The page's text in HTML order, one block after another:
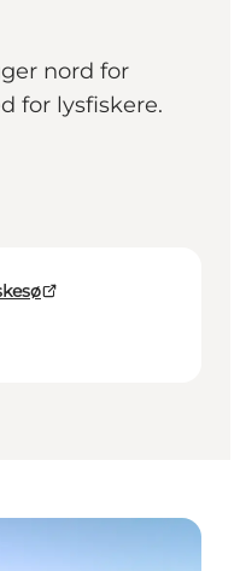
nord for
for lysfiskere.